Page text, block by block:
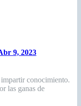
9, 2023
impartir conocimiento.
las ganas de